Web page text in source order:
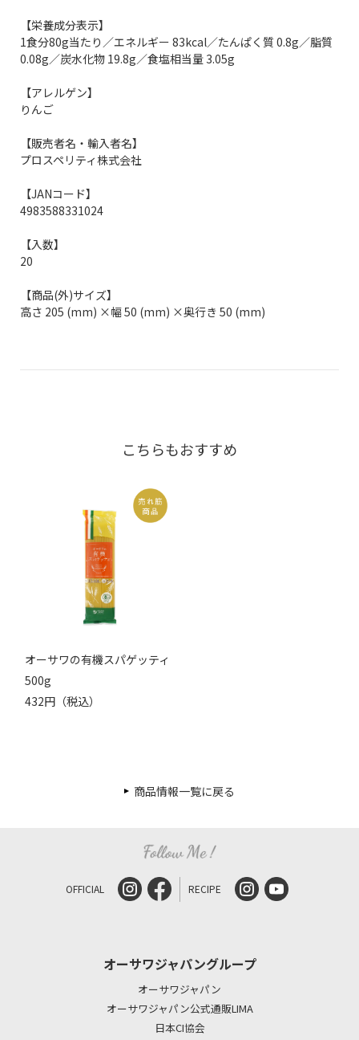
【栄養成分表示】
1食分80g当たり／エネルギー 83kcal／たんぱく質 0.8g／脂質
0.08g／炭水化物 19.8g／食塩相当量 3.05g
【アレルゲン】
りんご
【販売者名・輸入者名】
プロスペリティ株式会社
【JANコード】
4983588331024
【入数】
20
【商品(外)サイズ】
高さ 205 (mm) ×幅 50 (mm) ×奥行き 50 (mm)
こちらもおすすめ
オーサワの有機スパゲッティ
500g
432円（税込）
商品情報一覧に戻る
OFFICIAL RECIPE
オーサワジャパングループ
オーサワジャパン
オーサワジャパン公式通販LIMA
日本CI協会